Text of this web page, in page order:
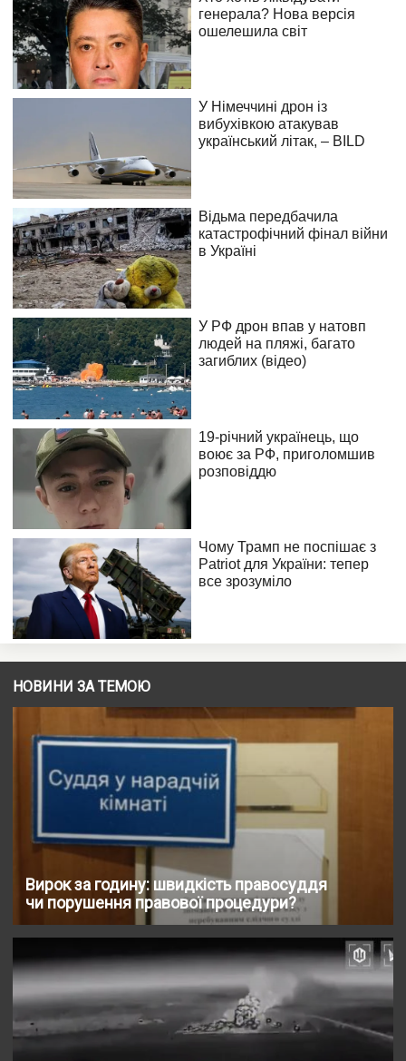
НОВИНИ ЗА ТЕМОЮ
Вирок за годину: швидкість правосуддя
чи порушення правової процедури?